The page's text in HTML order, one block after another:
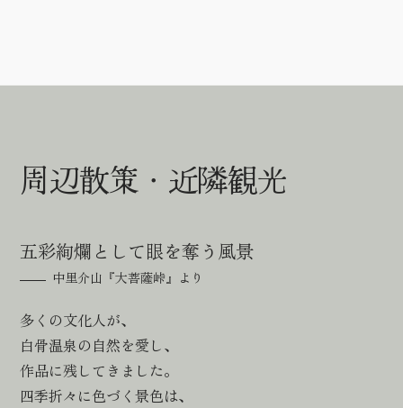
周辺散策・近隣観光
五彩絢爛として眼を奪う風景
中里介山『大菩薩峠』より
多くの文化人が、
白骨温泉の自然を愛し、
作品に残してきました。
四季折々に色づく景色は、